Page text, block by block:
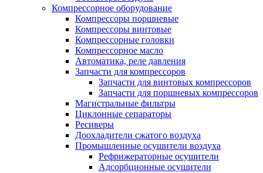
Компрессорное оборудование
Компрессоры поршневые
Компрессоры винтовые
Компрессорные головки
Компрессорное масло
Автоматика, реле давления
Запчасти для компрессоров
Запчасти для винтовых компрессоров
Запчасти для поршневых компрессоров
Магистральные фильтры
Циклонные сепараторы
Ресиверы
Доохладители сжатого воздуха
Промышленные осушители воздуха
Рефрижераторные осушители
Адсорбционные осушители